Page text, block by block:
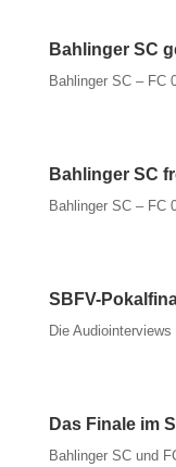
Bahlinger SC
Bahlinger SC – FC
Bahlinger SC
Bahlinger SC – FC
SBFV-
Die
Das Finale im
Bahlinger SC und